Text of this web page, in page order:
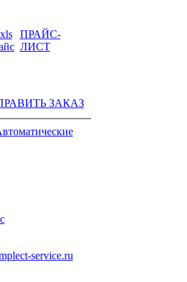
ПРАЙС-
ЛИСТ
ЗАКАЗ
service.ru